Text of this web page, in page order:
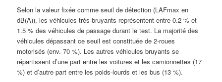
Selon la valeur fixée comme seuil de détection (LAFmax en
dB(A)), les véhicules très bruyants représentent entre 0.2 % et
1.5 % des véhicules de passage durant le test. La majorité des
véhicules dépassant ce seuil est constituée de 2-roues
motorisés (env. 70 %). Les autres véhicules bruyants se
répartissent d’une part entre les voitures et les camionnettes (17
%) et d’autre part entre les poids-lourds et les bus (13 %).